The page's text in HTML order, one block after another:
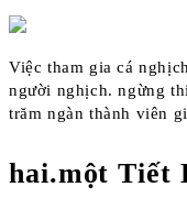
Việc tham gia cá
người nghịch. ngừng
trăm ngàn thành viên
hai.một Tiết